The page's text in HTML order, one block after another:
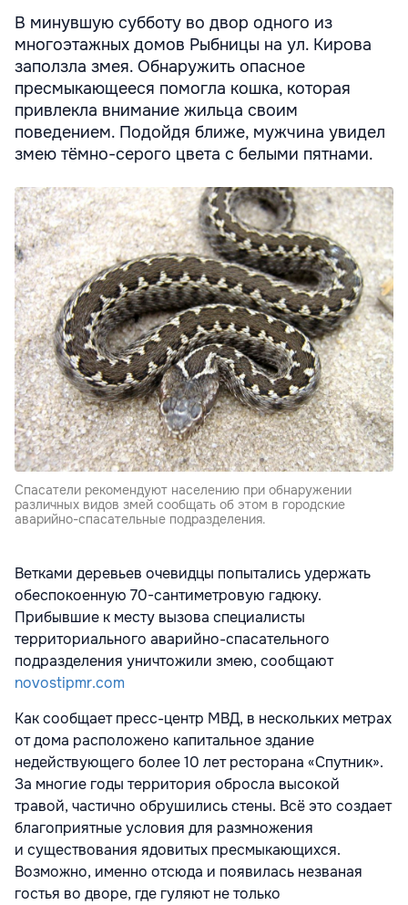
В минувшую субботу во двор одного из
многоэтажных домов Рыбницы на ул. Кирова
заползла змея. Обнаружить опасное
пресмыкающееся помогла кошка, которая
привлекла внимание жильца своим
поведением. Подойдя ближе, мужчина увидел
змею тёмно-серого цвета с белыми пятнами.
Спасатели рекомендуют населению при обнаружении
различных видов змей сообщать об этом в городские
аварийно-спасательные подразделения.
Ветками деревьев очевидцы попытались удержать
обеспокоенную 70-сантиметровую гадюку.
Прибывшие к месту вызова специалисты
территориального аварийно-спасательного
подразделения уничтожили змею, сообщают
novostipmr.com
Как сообщает пресс-центр МВД, в нескольких метрах
от дома расположено капитальное здание
недействующего более 10 лет ресторана «Спутник».
За многие годы территория обросла высокой
травой, частично обрушились стены. Всё это создает
благоприятные условия для размножения
и существования ядовитых пресмыкающихся.
Возможно, именно отсюда и появилась незваная
гостья во дворе, где гуляют не только